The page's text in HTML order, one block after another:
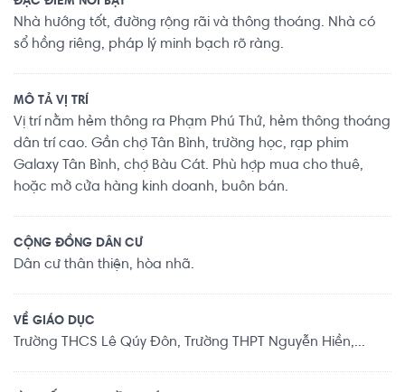
Nhà hướng tốt, đường rộng rãi và thông thoáng. Nhà có
sổ hồng riêng, pháp lý minh bạch rõ ràng.
MÔ TẢ VỊ TRÍ
Vị trí nằm hẻm thông ra Phạm Phú Thứ, hẻm thông thoáng
dân trí cao. Gần chợ Tân Bình, trường học, rạp phim
Galaxy Tân Bình, chợ Bàu Cát. Phù hợp mua cho thuê,
hoặc mở cửa hàng kinh doanh, buôn bán.
CỘNG ĐỒNG DÂN CƯ
Dân cư thân thiện, hòa nhã.
VỀ GIÁO DỤC
Trường THCS Lê Qúy Đôn, Trường THPT Nguyễn Hiền,...